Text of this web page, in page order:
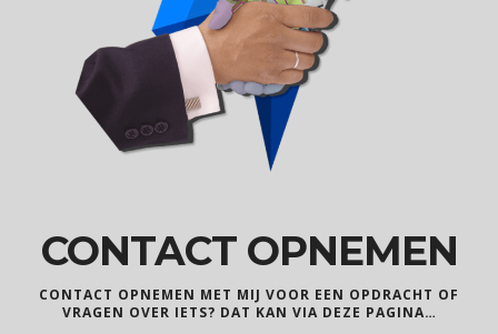
CONTACT OPNEMEN
CONTACT OPNEMEN MET MIJ VOOR EEN OPDRACHT OF
VRAGEN OVER IETS? DAT KAN VIA DEZE PAGINA…